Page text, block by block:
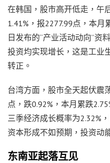
在韩国，股市高开低走，午
1.41%，报2277.99点，本月
日发布的“产业活动动向”资
投资均实现增长，这是工业
转正。
台湾方面，股市全天起伏震
点，跌0.92%，本月累跌
三季经济成长概率为2.32%
资本形成不如预期，投资动
东南亚起落互见